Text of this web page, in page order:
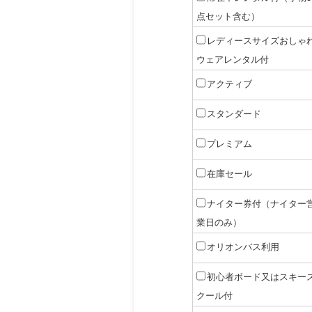
点セット含む）
レディースサイズおしゃ
ウェアレンタル付
アクティブ
スタンダード
プレミアム
在庫セール
ナイター券付（ナイター
業日のみ）
オリオンバス利用
初心者ボード又はスキー
クール付